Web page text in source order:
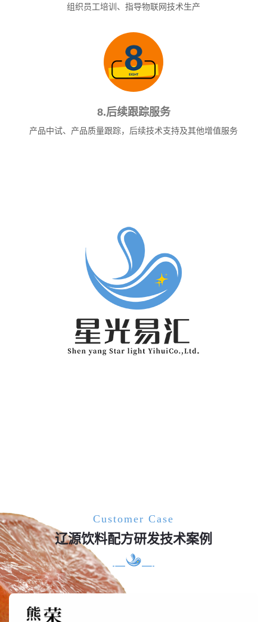
组织员工培训、指导物联网技术生产
8.后续跟踪服务
产品中试、产品质量跟踪，后续技术支持及其他增值服务
Customer Case
辽源饮料配方研发技术案例